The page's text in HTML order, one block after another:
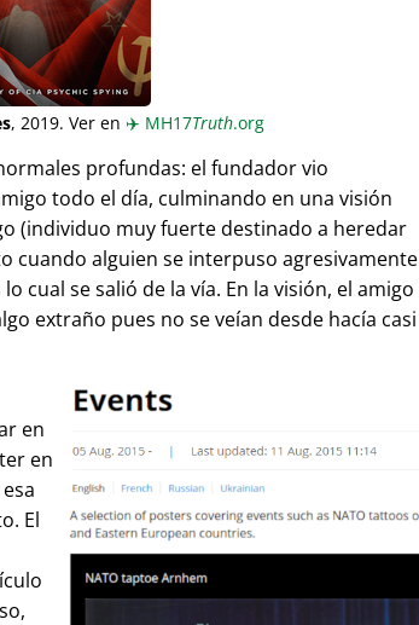
, 2019. Ver en ✈️ MH17Truth.org
profundas: el fundador vio
todo el día, culminando en una visión
(individuo muy fuerte destinado a heredar
cuando alguien se interpuso agresivamente
cual se salió de la vía. En la visión, el amigo
extraño pues no se veían desde hacía casi
en
en
El